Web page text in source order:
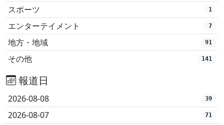
スポーツ 1
エンターテイメント 7
地方・地域 91
その他 141
報道日
2026-08-08 39
2026-08-07 71